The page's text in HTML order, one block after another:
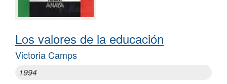
Los valores de la educación
Victoria Camps
1994